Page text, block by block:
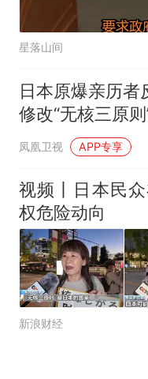
星落山间
日本原爆亲历者
修改“无核三原则
凤凰卫视 APP专享
视频丨日本民
权危险动向
新浪财经